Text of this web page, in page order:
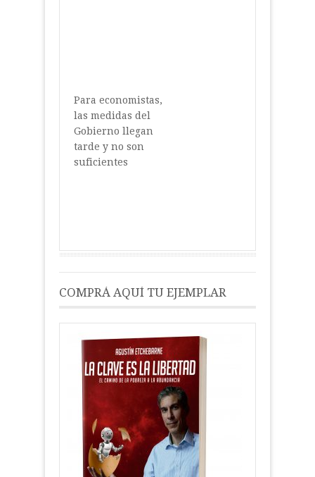
Para economistas,
las medidas del
Gobierno llegan
tarde y no son
suficientes
COMPRÁ AQUÍ TU EJEMPLAR